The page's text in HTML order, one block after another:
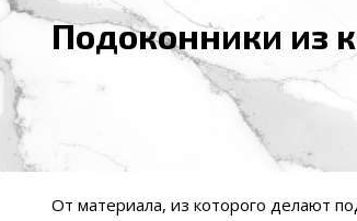
Подоконники из
От материала, из которого делают